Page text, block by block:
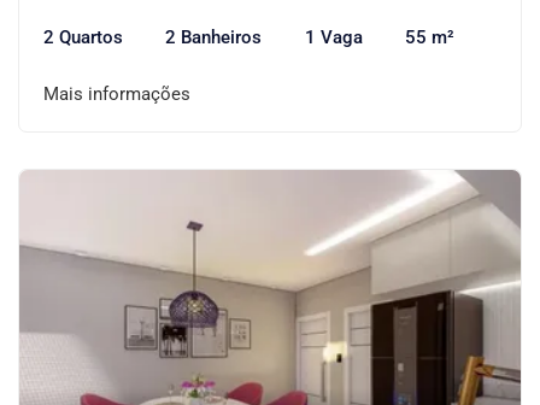
2 Quartos 2 Banheiros 1 Vaga 55 m²
Mais informações